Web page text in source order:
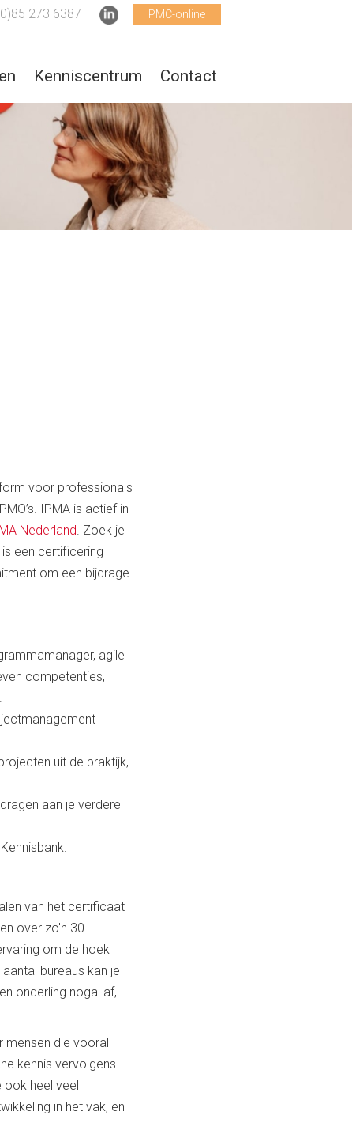
273 6387 PMC-online
Kenniscentrum Contact
voor professionals
IPMA is actief in
Nederland. Zoek je
een certificering
om een bijdrage
agile
competenties,
uit de praktijk,
aan je verdere
van het certificaat
over zo'n 30
om de hoek
bureaus kan je
onderling nogal af,
mensen die vooral
kennis vervolgens
ook heel veel
in het vak, en